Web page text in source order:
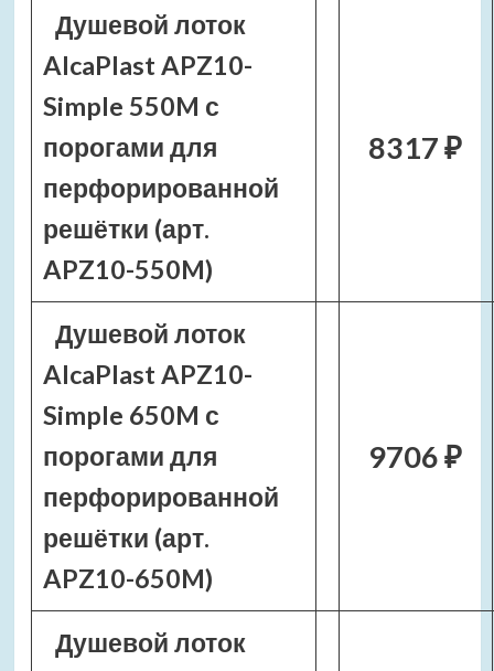
Душевой лоток
AlcaPlast APZ10-
Simple 550M с
порогами для
перфорированной
решётки (арт.
APZ10-550M)
8317 ₽
Душевой лоток
AlcaPlast APZ10-
Simple 650M с
порогами для
перфорированной
решётки (арт.
APZ10-650M)
9706 ₽
Душевой лоток